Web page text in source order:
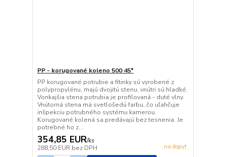
PP - korugované koleno 500 45°
PP korugované potrubie a fitinky sú vyrobené z
polypropylénu, majú dvojitú stenu, vnútri sú hladké.
Vonkajšia stena potrubia je profilovaná - duté vlny.
Vnútorná stena má svetlošedú farbu, čo uľahčuje
inšpekciu potrubného systému kamerou.
Korugované kolená sa predávajú bez tesnenia. Je
potrebné ho z...
354,85 EUR/ks
288,50 EUR bez DPH na dopyt